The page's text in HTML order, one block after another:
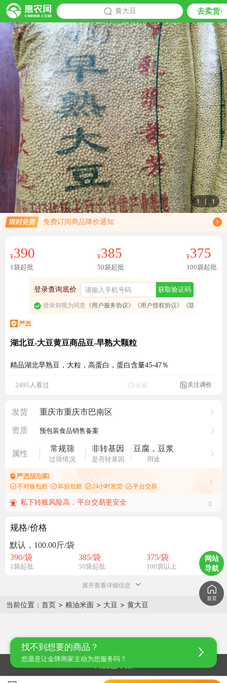
黄大豆 去卖货
1 | 1
限时免费订阅黄大豆行情趋势
免费订阅商品降价通知
¥390
1袋起批
¥385
50袋起批
¥375
100袋起批
登录查询底价 获取验证码
登录则视为同意《用户服务协议》 《用户授权协议》 《隐私政策》
湖北豆-大豆黄豆商品豆-早熟大颗粒
精品湖北早熟豆，大粒，高蛋白，蛋白含量45-47％
2495人看过
 收藏 关注调价
发货 重庆市重庆市巴南区
资质 预包装食品销售备案
属性
常规筛
过筛情况
非转基因
是否转基因
豆腐，豆浆
用途
不对板包赔 坏损包赔 24小时发货 平台交易
私下转账风险高，平台交易更安全
规格/价格
默认，100.00斤/袋
390/袋
1袋起批
385/袋
50袋起批
375/袋
100袋以上
展开查看详细信息
当前位置： 首页 > 粮油米面 > 大豆 > 黄大豆
商品已下架
网站
导航
首页
找不到想要的商品？
您愿意让金牌商家主动为您服务吗？